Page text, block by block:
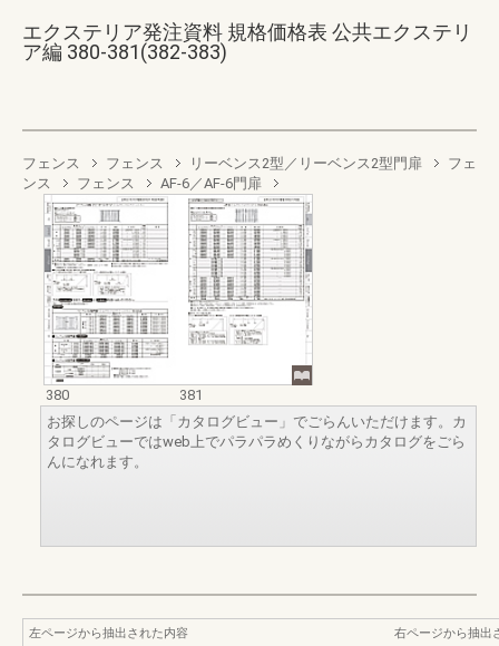
エクステリア発注資料 規格価格表 公共エクステリ
ア編 380-381(382-383)
フェンス フェンス リーベンス2型／リーベンス2型門扉
フェ
ンス
フェンス AF-6／AF-6門扉
380
381
お探しのページは「カタログビュー」でごらんいただけます。カ
タログビューではweb上でパラパラめくりながらカタログをごら
んになれます。
左ページから抽出された内容
右ページから抽出